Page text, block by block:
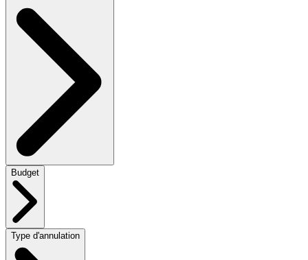
Budget
Type d'annulation